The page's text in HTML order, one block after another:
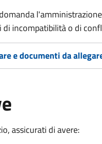
di incompatibilità o di
e documenti da
assicurati di avere: